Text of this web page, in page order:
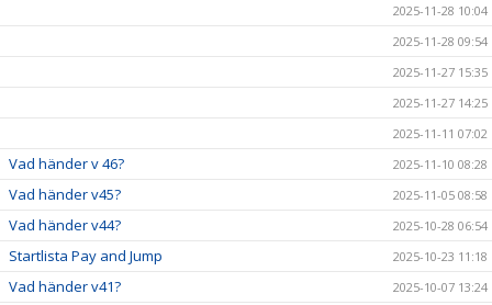
2025-11-28 10:04
2025-11-28 09:54
2025-11-27 15:35
2025-11-27 14:25
2025-11-11 07:02
Vad händer v 46? 2025-11-10 08:28
Vad händer v45? 2025-11-05 08:58
Vad händer v44? 2025-10-28 06:54
Startlista Pay and Jump 2025-10-23 11:18
Vad händer v41? 2025-10-07 13:24